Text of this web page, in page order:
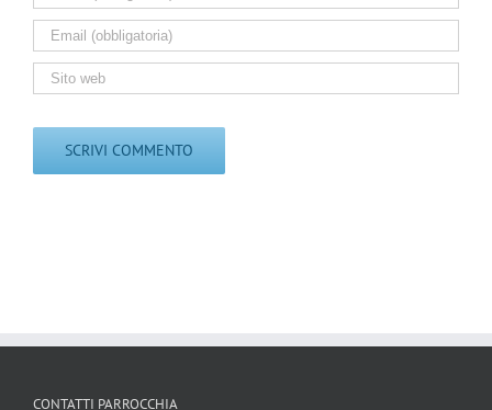
CONTATTI PARROCCHIA